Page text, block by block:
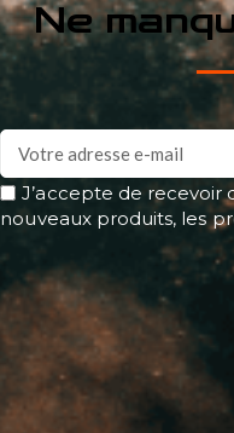
Ne
J’accepte de recevoir
nouveaux produits, les